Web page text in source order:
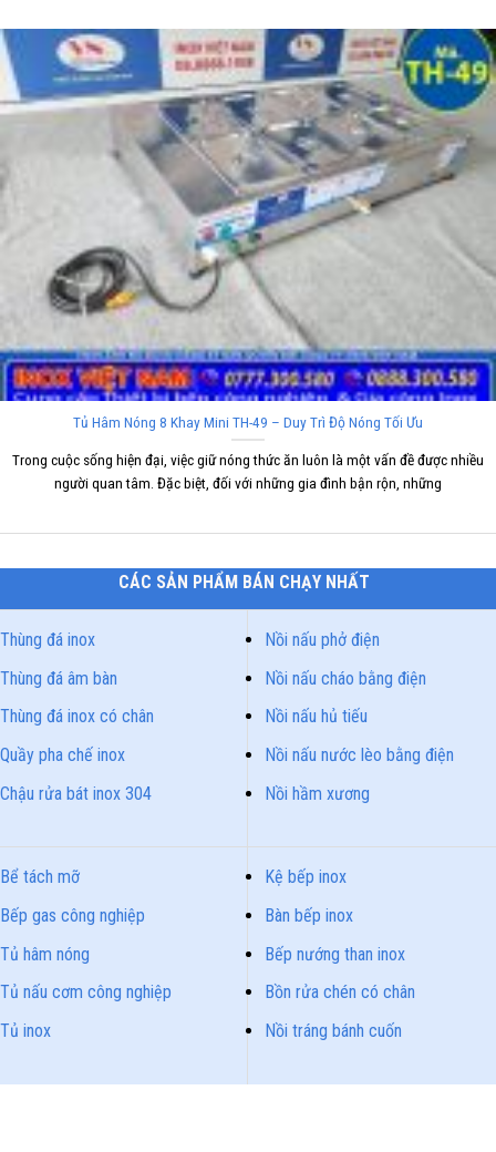
Tủ Hâm Nóng 8 Khay Mini TH-49 – Duy Trì Độ Nóng Tối Ưu
Trong cuộc sống hiện đại, việc giữ nóng thức ăn luôn là một vấn đề được nhiều
người quan tâm. Đặc biệt, đối với những gia đình bận rộn, những
CÁC SẢN PHẨM BÁN CHẠY NHẤT
Thùng đá inox
Thùng đá âm bàn
Thùng đá inox có chân
Quầy pha chế inox
Chậu rửa bát inox 304
Nồi nấu phở điện
Nồi nấu cháo bằng điện
Nồi nấu hủ tiếu
Nồi nấu nước lèo bằng điện
Nồi hầm xương
Bể tách mỡ
Bếp gas công nghiệp
Tủ hâm nóng
Tủ nấu cơm công nghiệp
Tủ inox
Kệ bếp inox
Bàn bếp inox
Bếp nướng than inox
Bồn rửa chén có chân
Nồi tráng bánh cuốn